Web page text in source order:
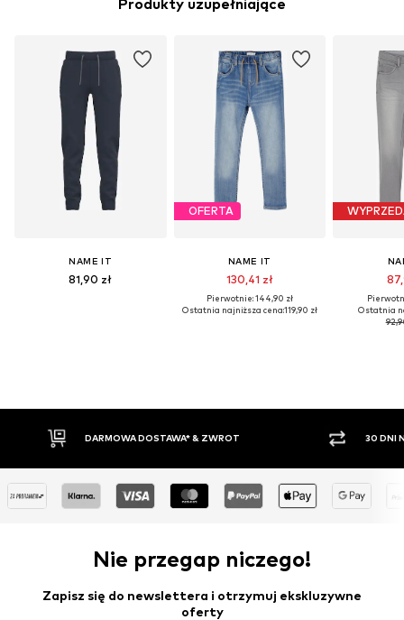
Produkty uzupełniające
NAME IT
81,90 zł
OFERTA
NAME IT
130,41 zł
Pierwotnie: 144,90 zł
Ostatnia najniższa cena:119,90 zł
Ostatnia
30 DNI NA ZWROT TOWARU
Nie przegap niczego!
Zapisz się do newslettera i otrzymuj ekskluzywne
oferty